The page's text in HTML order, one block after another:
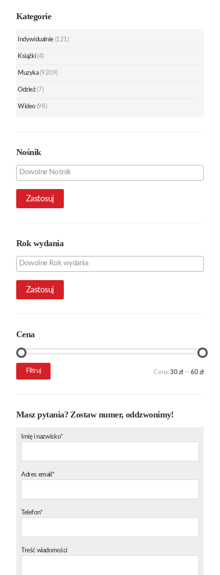
Kategorie
Indywidualnie (121)
Książki (4)
Muzyka (9209)
Odzież (7)
Wideo (98)
Nośnik
Zastosuj
Rok wydania
Zastosuj
Cena
Cena
Cena
Filtruj Cena:30 zł —60 zł
Masz pytania? Zostaw numer, oddzwonimy!
Imię i nazwisko*
Adres email*
Telefon*
Treść wiadomości